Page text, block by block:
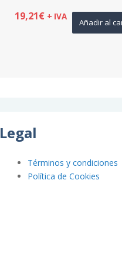
19,21€ + IVA
Añadir al
Legal
Términos y condiciones
Política de Cookies